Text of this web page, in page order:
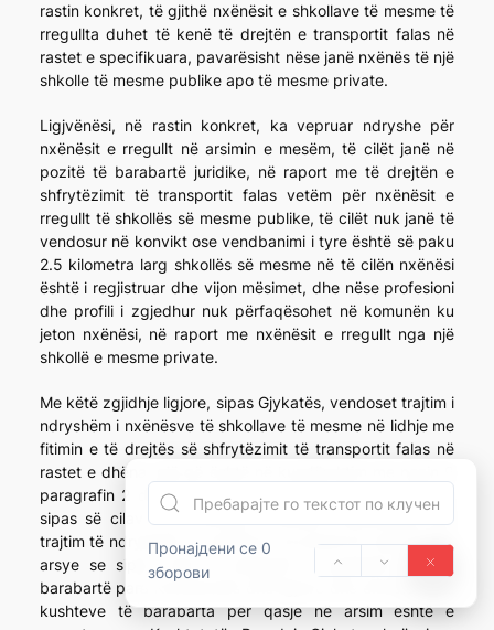
Пронајдени се 0
зборови
rastin konkret, të gjithë nxënësit e shkollave të mesme të
rregullta duhet të kenë të drejtën e transportit falas në
rastet e specifikuara, pavarësisht nëse janë nxënës të një
shkolle të mesme publike apo të mesme private.
Ligjvënësi, në rastin konkret, ka vepruar ndryshe për
nxënësit e rregullt në arsimin e mesëm, të cilët janë në
pozitë të barabartë juridike, në raport me të drejtën e
shfrytëzimit të transportit falas vetëm për nxënësit e
rregullt të shkollës së mesme publike, të cilët nuk janë të
vendosur në konvikt ose vendbanimi i tyre është së paku
2.5 kilometra larg shkollës së mesme në të cilën nxënësi
është i regjistruar dhe vijon mësimet, dhe nëse profesioni
dhe profili i zgjedhur nuk përfaqësohet në komunën ku
jeton nxënësi, në raport me nxënësit e rregullt nga një
shkollë e mesme private.
Me këtë zgjidhje ligjore, sipas Gjykatës, vendoset trajtim i
ndryshëm i nxënësve të shkollave të mesme në lidhje me
fitimin e të drejtës së shfrytëzimit të transportit falas në
rastet e dhëna, gjë që është në kundërshtim me nenin 9
paragrafin 2 dhe nenin 44 paragrafin 2 të Kushtetutës,
sipas së cilave nuk ekziston mundësi kushtetuese për
trajtim të ndryshëm të nxënësve të arsimit të mesëm, për
arsye se sipas nenit 9 paragrafi 2 qytetarët janë të
barabartë para Kushtetutës dhe ligjeve dhe ekzistenca e
kushteve të barabarta për qasje në arsim është e